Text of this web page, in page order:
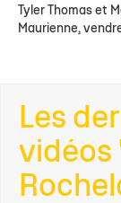
Tyler Thomas et
Maurienne,
Les
vidéos